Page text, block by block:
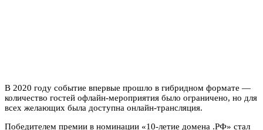
В 2020 году событие впервые прошло в гибридном формате —
количество гостей офлайн-мероприятия было ограничено, но для
всех желающих была доступна онлайн-трансляция.
Победителем премии в номинации «10-летие домена .РФ» стал